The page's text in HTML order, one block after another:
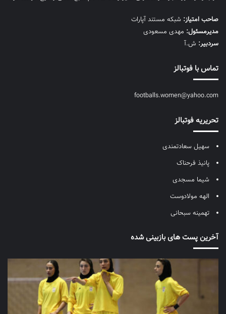
صاحب امتیاز: شبکه مستند آپارات
مديرمسئول: مهدی مسعودی
سردبیر: ش.آ
تماس با فوتبالز
footballs.women@yahoo.com
تحریریه فوتبالز
سهیل سعادتمندی
پانیذ فرحناک
شیما مسجدی
الهه مولادوست
تهمینه سبحانی
آخرین پست های بازبینی شده